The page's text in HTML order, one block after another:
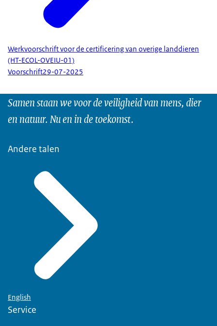
Werkvoorschrift voor de certificering van overige landdieren
(HT-ECOL-OVEIU-01)
Voorschrift29-07-2025
Samen staan we voor de veiligheid van mens, dier
en natuur. Nu en in de toekomst.
Andere talen
English
Service